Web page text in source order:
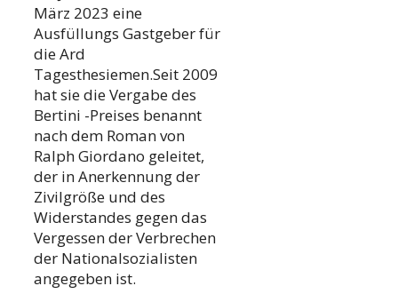
März 2023 eine
Ausfüllungs Gastgeber für
die Ard
Tagesthesiemen.Seit 2009
hat sie die Vergabe des
Bertini -Preises benannt
nach dem Roman von
Ralph Giordano geleitet,
der in Anerkennung der
Zivilgröße und des
Widerstandes gegen das
Vergessen der Verbrechen
der Nationalsozialisten
angegeben ist.